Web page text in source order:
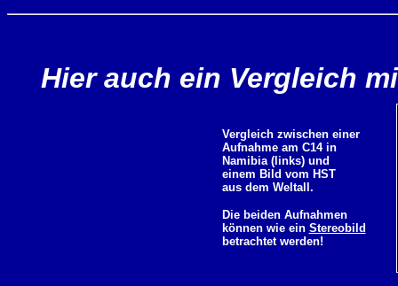
Hier auch ein Vergleich
Vergleich zwischen einer
Aufnahme am C14 in
Namibia (links) und
einem Bild vom HST
aus dem Weltall.
Die beiden Aufnahmen
können wie ein Stereobild
betrachtet werden!